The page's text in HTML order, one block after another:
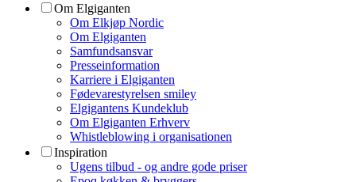
Om Elgiganten
Om Elkjøp Nordic
Om Elgiganten
Samfundsansvar
Presseinformation
Karriere i Elgiganten
Fødevarestyrelsen smiley
Elgigantens Kundeklub
Om Elgiganten Erhverv
Whistleblowing i organisationen
Inspiration
Ugens tilbud - og andre gode priser